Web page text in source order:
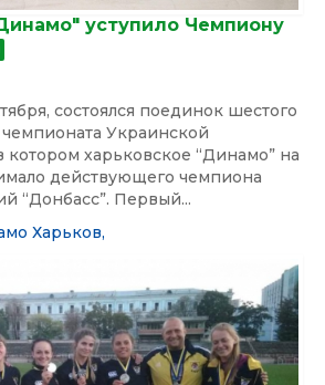
уступило Чемпиону
состоялся поединок шестого
чемпионата Украинской
котором харьковское “Динамо” на
действующего чемпиона
“Донбасс”. Первый...
Харьков,